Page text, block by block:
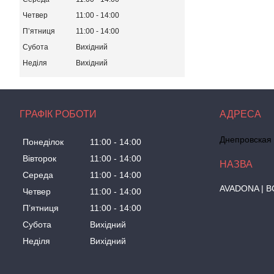
Четвер
11:00
14:00
Пʼятниця
11:00
14:00
Субота
Вихідний
Неділя
Вихідний
ГРАФІК РОБОТИ
Понеділок 11:00
14:00
Вівторок
11:00
14:00
Середа
11:00
14:00
Четвер
11:00
14:00
Пʼятниця
11:00
14:00
Субота
Вихідний
Неділя
Вихідний
AVADONA |